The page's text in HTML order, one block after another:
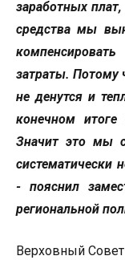
заработных
средства мы
затраты. Потому
не денутся и
конечном
Значит это мы
систематически
- пояснил
региональной
Верховный